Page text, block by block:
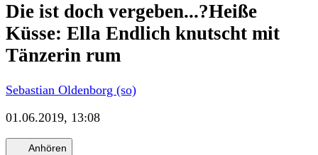
Die ist doch vergeben...?Heiße
Küsse: Ella Endlich knutscht mit
Tänzerin rum
Sebastian Oldenborg (so)
01.06.2019, 13:08
Anhören